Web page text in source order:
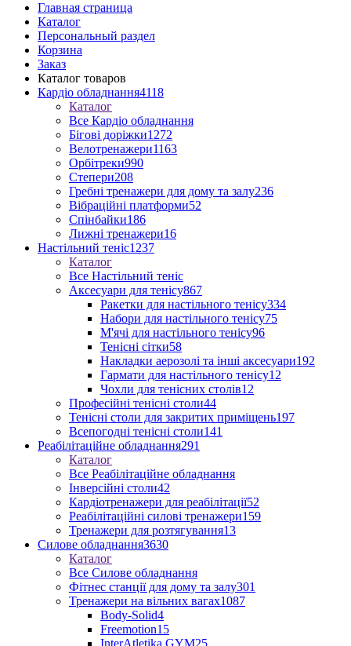
Главная страница
Каталог
Персональный раздел
Корзина
Заказ
Каталог товаров
Кардіо обладнання4118
Каталог
Все Кардіо обладнання
Бігові доріжки1272
Велотренажери1163
Орбітреки990
Степери208
Гребні тренажери для дому та залу236
Вібраційні платформи52
Спінбайки186
Лижні тренажери16
Настільний теніс1237
Каталог
Все Настільний теніс
Аксесуари для тенісу867
Ракетки для настільного тенісу334
Набори для настільного тенісу75
М'ячі для настільного тенісу96
Тенісні сітки58
Накладки аерозолі та інші аксесуари192
Гармати для настільного тенісу12
Чохли для тенісних столів12
Професійні тенісні столи44
Тенісні столи для закритих приміщень197
Всепогодні тенісні столи141
Реабілітаційне обладнання291
Каталог
Все Реабілітаційне обладнання
Інверсійні столи42
Кардіотренажери для реабілітації52
Реабілітаційні силові тренажери159
Тренажери для розтягування13
Силове обладнання3630
Каталог
Все Силове обладнання
Фітнес станції для дому та залу301
Тренажери на вільних вагах1087
Body-Solid4
Freemotion15
InterAtletika GYM25